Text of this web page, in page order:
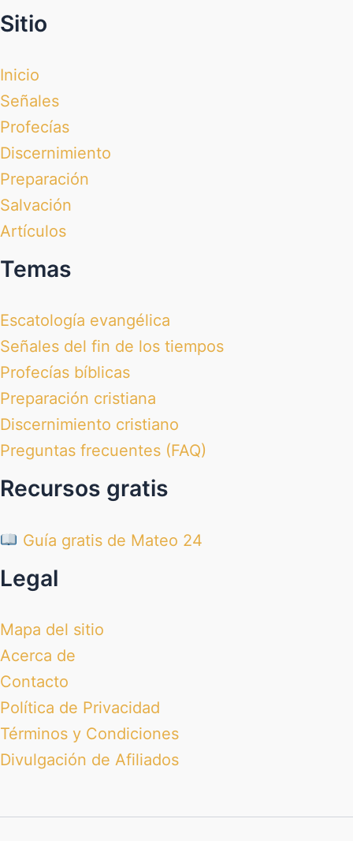
Sitio
Inicio
Señales
Profecías
Discernimiento
Preparación
Salvación
Artículos
Temas
Escatología evangélica
Señales del fin de los tiempos
Profecías bíblicas
Preparación cristiana
Discernimiento cristiano
Preguntas frecuentes (FAQ)
Recursos gratis
Guía gratis de Mateo 24
Legal
Mapa del sitio
Acerca de
Contacto
Política de Privacidad
Términos y Condiciones
Divulgación de Afiliados